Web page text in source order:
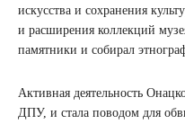
искусства и сохранения
и расширения коллекций
памятники и собирал
Активная деятельность
ДПУ, и стала поводом для